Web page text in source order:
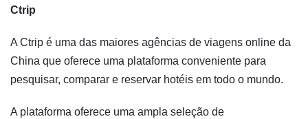
Ctrip
A Ctrip é uma das maiores agências de viagens online da
China que oferece uma plataforma conveniente para
pesquisar, comparar e reservar hotéis em todo o mundo.
A plataforma oferece uma ampla seleção de